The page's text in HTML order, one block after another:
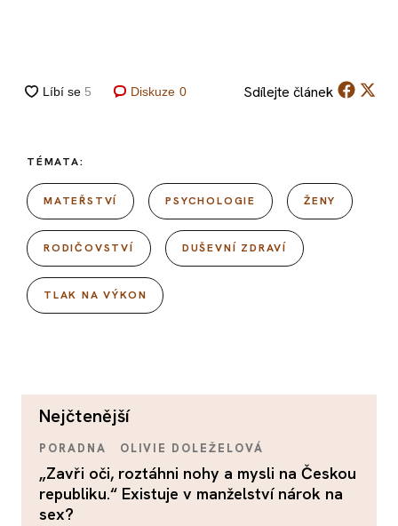
Diskuze 0 Sdílejte článek
TÉMATA:
MATEŘSTVÍ PSYCHOLOGIE ŽENY
RODIČOVSTVÍ DUŠEVNÍ ZDRAVÍ
TLAK NA VÝKON
nejčtenější
PORADNA OLIVIE DOLEŽELOVÁ
„Zavři oči, roztáhni nohy a mysli na Českou
republiku.“ Existuje v manželství nárok na
sex?